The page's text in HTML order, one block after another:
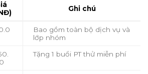
Ghi chú
Bao gồm toàn bộ dịch vụ và
lớp nhóm
Tặng 1 buổi PT thử miễn phí